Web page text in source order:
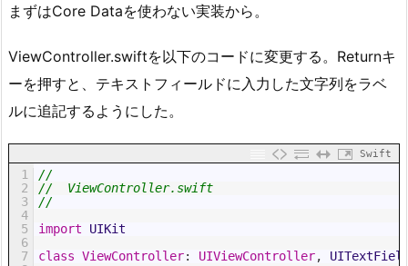
まずはCore Dataを使わない実装から。
ViewController.swiftを以下のコードに変更する。Returnキ
ーを押すと、テキストフィールドに入力した文字列をラベ
ルに追記するようにした。
Swift
1
2
3
4
5
6
7
//
//  ViewController.swift
//
import
UIKit
class ViewController: UIViewController,